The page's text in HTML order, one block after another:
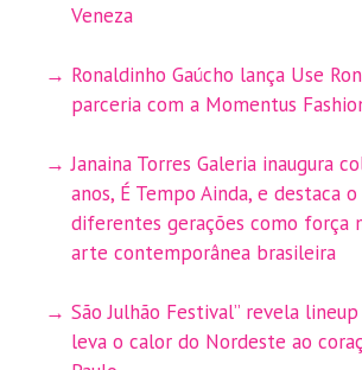
Veneza
Ronaldinho Gaúcho lança Use
parceria com a Momentus
Janaina Torres Galeria inaugura
anos, É Tempo Ainda, e destaca
diferentes gerações como força
arte contemporânea brasileira
São Julhão Festival” revela
leva o calor do Nordeste ao